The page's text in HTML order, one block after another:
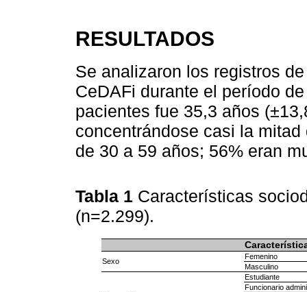
RESULTADOS
Se analizaron los registros
CeDAFi durante el período
pacientes fue 35,3 años
concentrándose casi la
de 30 a 59 años; 56% eran
Tabla 1 Características
(n=2.299).
Sexo
Femenino
Masculino
Estudiante
Funcionario